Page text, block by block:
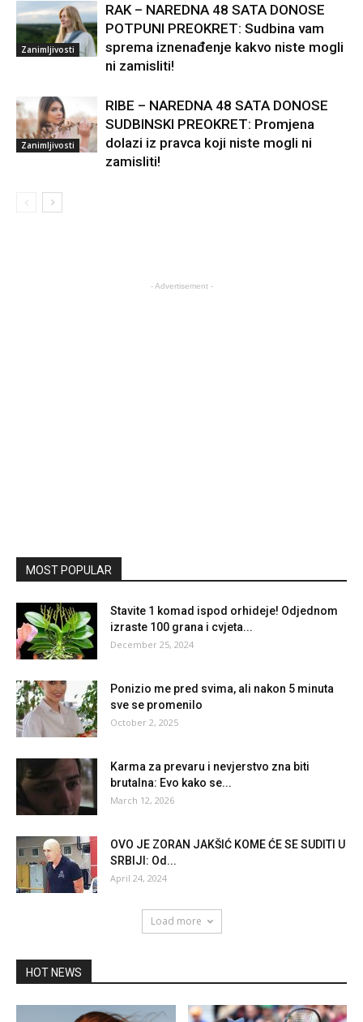
Zanimljivosti
RAK – NAREDNA 48 SATA DONOSE
POTPUNI PREOKRET: Sudbina vam
sprema iznenađenje kakvo niste mogli
ni zamisliti!
Zanimljivosti
RIBE – NAREDNA 48 SATA DONOSE
SUDBINSKI PREOKRET: Promjena
dolazi iz pravca koji niste mogli ni
zamisliti!
- Advertisement -
MOST POPULAR
Stavite 1 komad ispod orhideje! Odjednom
izraste 100 grana i cvjeta...
December 25, 2024
Ponizio me pred svima, ali nakon 5 minuta
sve se promenilo
October 2, 2025
Karma za prevaru i nevjerstvo zna biti
brutalna: Evo kako se...
March 12, 2026
OVO JE ZORAN JAKŠIĆ KOME ĆE SE SUDITI U
SRBIJI: Od...
April 24, 2024
Load more
HOT NEWS